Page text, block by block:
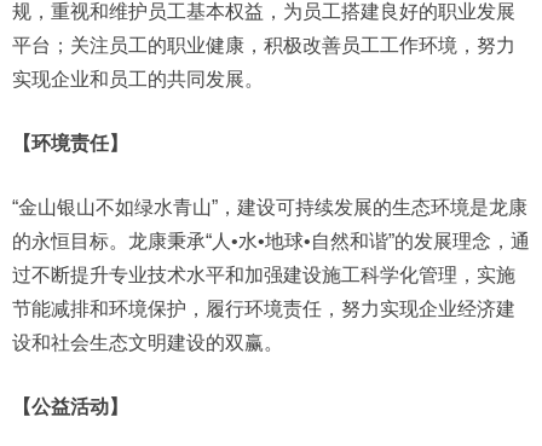
规，重视和维护员工基本权益，为员工搭建良好的职业发展
平台；关注员工的职业健康，积极改善员工工作环境，努力
实现企业和员工的共同发展。
【环境责任】
“金山银山不如绿水青山”，建设可持续发展的生态环境是龙康
的永恒目标。龙康秉承“人•水•地球•自然和谐”的发展理念，通
过不断提升专业技术水平和加强建设施工科学化管理，实施
节能减排和环境保护，履行环境责任，努力实现企业经济建
设和社会生态文明建设的双赢。
【公益活动】